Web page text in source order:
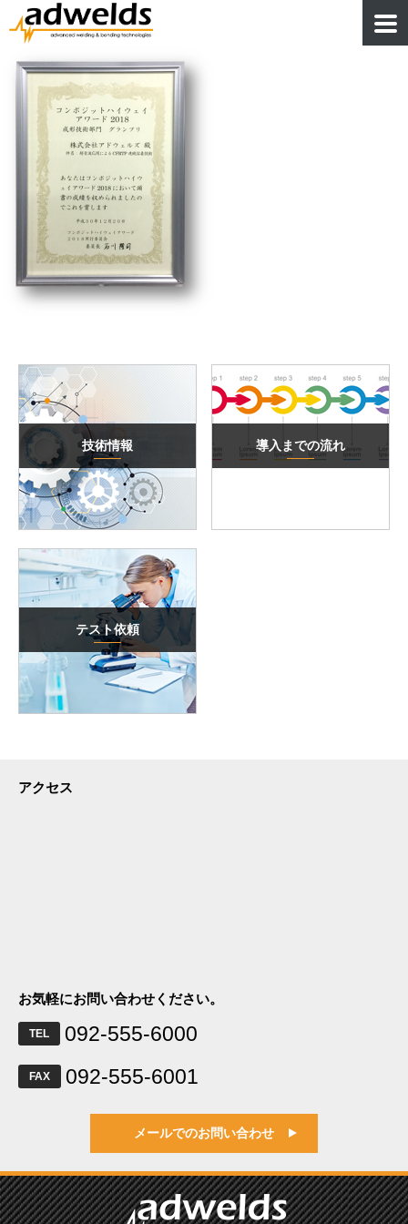
技術情報 導入までの流れ
テスト依頼
アクセス
お気軽にお問い合わせください。
TEL 092-555-6000
FAX 092-555-6001
メールでのお問い合わせ